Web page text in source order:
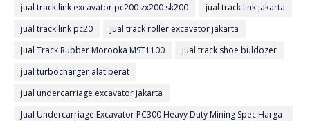
jual track link excavator pc200 zx200 sk200
jual track link jakarta
jual track link pc20
jual track roller excavator jakarta
Jual Track Rubber Morooka MST1100
jual track shoe buldozer
jual turbocharger alat berat
jual undercarriage excavator jakarta
Jual Undercarriage Excavator PC300 Heavy Duty Mining Spec Harga